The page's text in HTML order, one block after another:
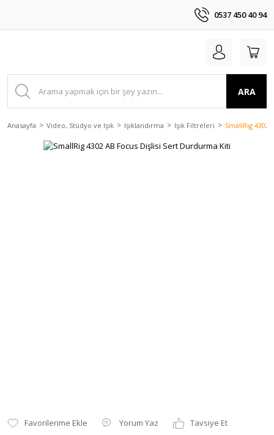
0537 450 40 94
ARA
Anasayfa Video, Stüdyo ve Işık Işıklandırma Işık Filtreleri SmallRig 4302
Yorum Yaz
Tavsiye Et